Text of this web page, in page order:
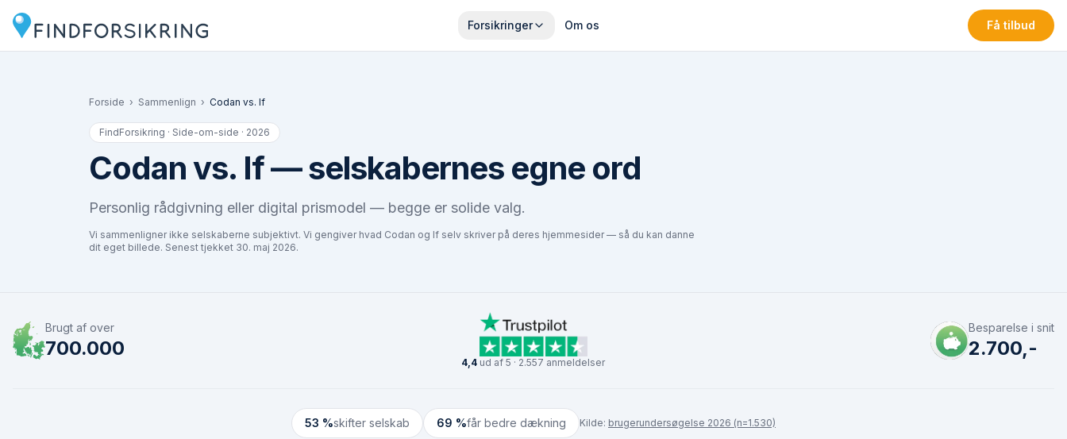
Forsikringer Om os Få tilbud
Forside › Sammenlign › Codan vs. If
FindForsikring · Side-om-side · 2026
Codanvs. If— selskabernes egne ord
Personlig rådgivning eller digital prismodel — begge er solide valg.
Vi sammenligner ikke selskaberne subjektivt. Vi gengiver hvad Codan og If selv skriver på deres hjemmesider — så du kan danne
dit eget billede. Senest tjekket 30. maj 2026.
Brugt af over
700.000
4,4 ud af 5 · 2.557 anmeldelser
Besparelse i snit
2.700,-
53 %skifter selskab 69 %får bedre dækning Kilde: brugerundersøgelse 2026 (n=1.530)